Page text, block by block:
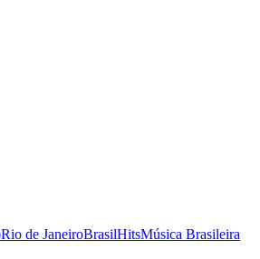
Rio de JaneiroBrasilHitsMúsica Brasileira